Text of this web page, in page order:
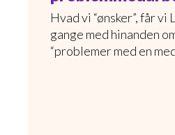
Hvad vi “ønsker”, får
gange med hinanden
“problemer med en